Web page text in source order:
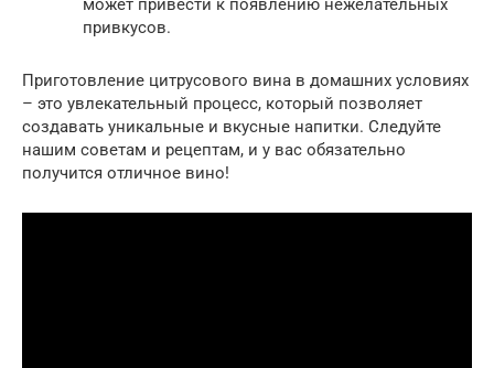
может привести к появлению нежелательных
привкусов.
Приготовление цитрусового вина в домашних условиях
– это увлекательный процесс, который позволяет
создавать уникальные и вкусные напитки. Следуйте
нашим советам и рецептам, и у вас обязательно
получится отличное вино!